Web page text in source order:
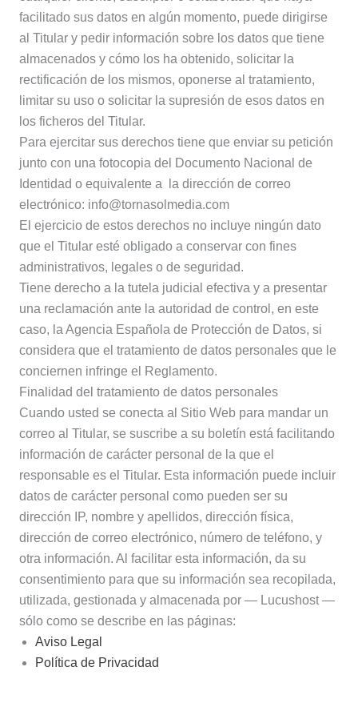
facilitado sus datos en algún momento, puede dirigirse
al Titular y pedir información sobre los datos que tiene
almacenados y cómo los ha obtenido, solicitar la
rectificación de los mismos, oponerse al tratamiento,
limitar su uso o solicitar la supresión de esos datos en
los ficheros del Titular.
Para ejercitar sus derechos tiene que enviar su petición
junto con una fotocopia del Documento Nacional de
Identidad o equivalente a la dirección de correo
electrónico: info@tornasolmedia.com
El ejercicio de estos derechos no incluye ningún dato
que el Titular esté obligado a conservar con fines
administrativos, legales o de seguridad.
Tiene derecho a la tutela judicial efectiva y a presentar
una reclamación ante la autoridad de control, en este
caso, la Agencia Española de Protección de Datos, si
considera que el tratamiento de datos personales que le
conciernen infringe el Reglamento.
Finalidad del tratamiento de datos personales
Cuando usted se conecta al Sitio Web para mandar un
correo al Titular, se suscribe a su boletín está facilitando
información de carácter personal de la que el
responsable es el Titular. Esta información puede incluir
datos de carácter personal como pueden ser su
dirección IP, nombre y apellidos, dirección física,
dirección de correo electrónico, número de teléfono, y
otra información. Al facilitar esta información, da su
consentimiento para que su información sea recopilada,
utilizada, gestionada y almacenada por — Lucushost —
sólo como se describe en las páginas:
Aviso Legal
Política de Privacidad